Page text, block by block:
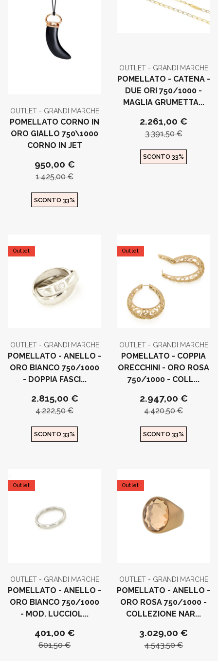
OUTLET - GRANDI MARCHE
POMELLATO CORNO IN
ORO GIALLO 750\1000
CORNO IN JET
950,00 €
1.425,00 €
SCONTO 33%
OUTLET - GRANDI MARCHE
POMELLATO - CATENA -
DUE ORI 750/1000 -
MAGLIA GRUMETTA...
2.261,00 €
3.391,50 €
SCONTO 33%
Outlet
OUTLET - GRANDI MARCHE
POMELLATO - ANELLO -
ORO BIANCO 750/1000
- DOPPIA FASCI...
2.815,00 €
4.222,50 €
SCONTO 33%
Outlet
OUTLET - GRANDI MARCHE
POMELLATO - COPPIA
ORECCHINI - ORO ROSA
750/1000 - COLL...
2.947,00 €
4.420,50 €
SCONTO 33%
Outlet
OUTLET - GRANDI MARCHE
POMELLATO - ANELLO -
ORO BIANCO 750/1000
- MOD. LUCCIOL...
401,00 €
601,50 €
Outlet
OUTLET - GRANDI MARCHE
POMELLATO - ANELLO -
ORO ROSA 750/1000 -
COLLEZIONE NAR...
3.029,00 €
4.543,50 €